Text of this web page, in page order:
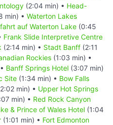
(2:04 min) • Head-
min) • Waterton Lakes
auf Waterton Lake (0:45
Frank Slide Interpretive Centre
(2:14 min) • Stadt Banff (2:11
Rockies (1:03 min) •
Banff Springs Hotel (3:07 min)
Site (1:34 min) • Bow Falls
min) • Upper Hot Springs
min) • Red Rock Canyon
& Prince of Wales Hotel (1:04
(1:01 min) • Fort Edmonton